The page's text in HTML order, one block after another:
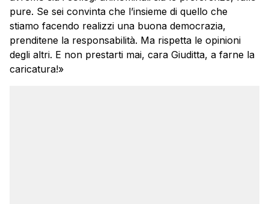
pure. Se sei convinta che l’insieme di quello che
stiamo facendo realizzi una buona democrazia,
prenditene la responsabilità. Ma rispetta le opinioni
degli altri. E non prestarti mai, cara Giuditta, a farne la
caricatura!»